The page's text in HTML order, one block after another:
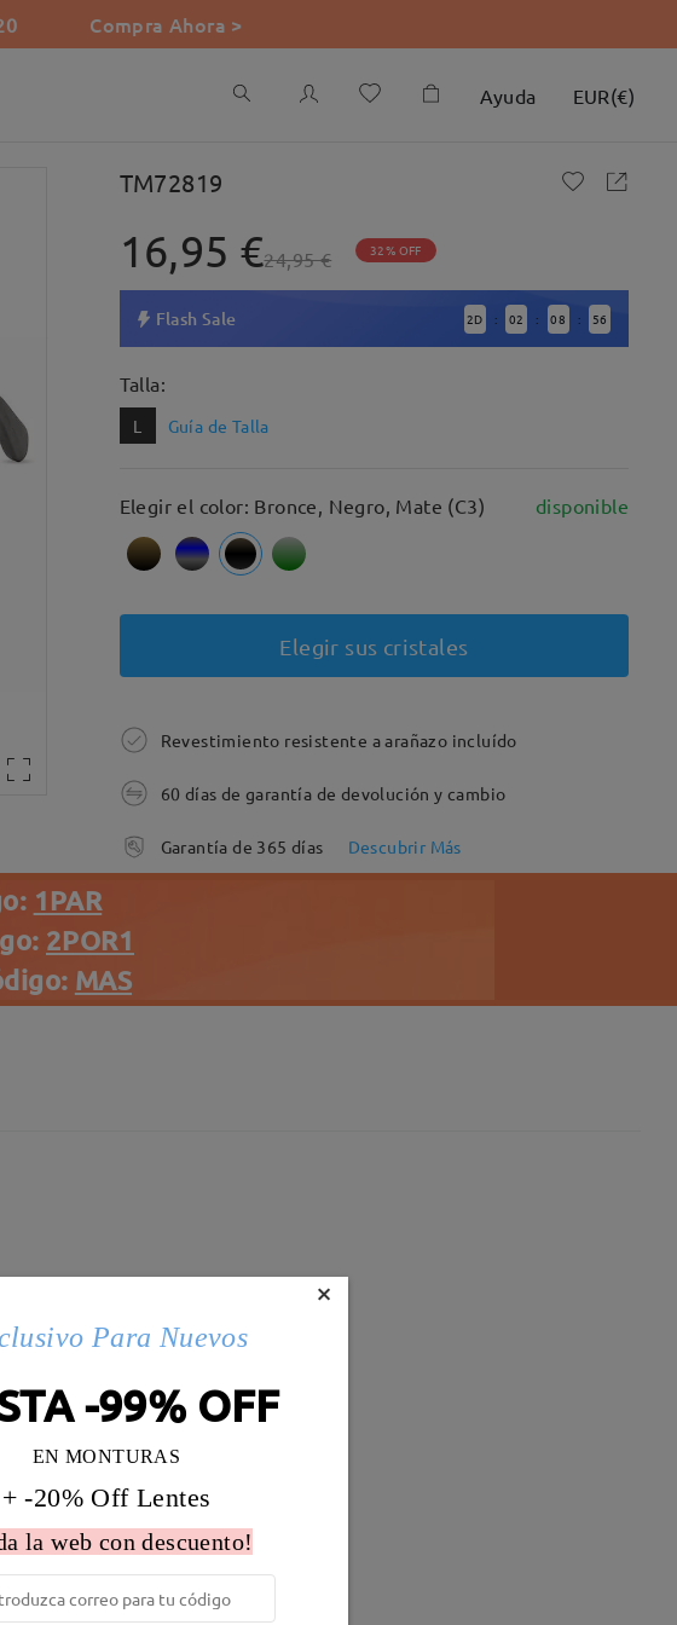
Compra Ahora >
Ayuda EUR(€)
TM72819
16,95 €24,95 € 32% OFF
Flash Sale 2D : 02 : 08 : 55
Talla:
L Guía de Talla
Elegir el color: Bronce, Negro, Mate (C3) disponible
Elegir sus cristales
Revestimiento resistente a arañazo incluído
60 días de garantía de devolución y cambio
Garantía de 365 días Descubrir Más
1PAR
2POR1
MAS
54 mm Peso:
Tr ,Metal
×
Para Nuevos
-99% OFF
EN MONTURAS
+ -20% Off Lentes
la web con descuento!